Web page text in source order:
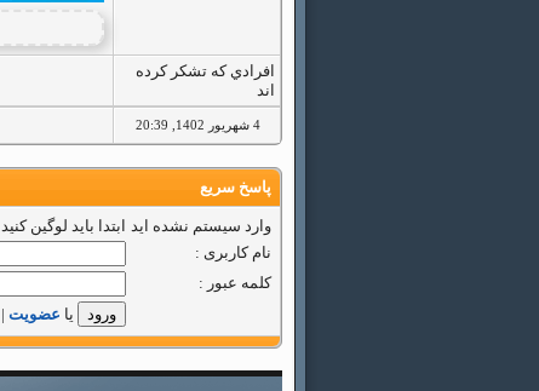
افرادي كه تشكر كرده
اند
4 شهريور 1402, 20:39
پاسخ سریع
وارد سیستم نشده اید ابتدا باید لوگین کنید
نام کاربری :
کلمه عبور :
یا عضویت |